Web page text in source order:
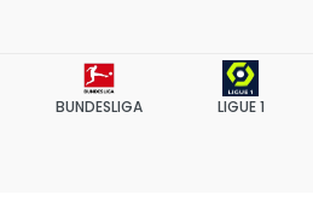
BUNDESLIGA LIGUE 1